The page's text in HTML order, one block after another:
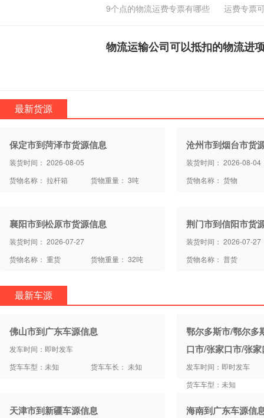
9个点的物流运费专票有哪些 运费专票
物流运输公司可以抵扣的物流进
最新货源
保定市到菏泽市货源信息
装货时间： 2026-08-05
货物名称： 拉杆箱
货物重量： 3吨
沧州市到烟台市货
装货时间： 2026-08-04
货物名称： 货物
襄阳市到松原市货源信息
装货时间： 2026-07-27
货物名称： 重货
货物重量： 32吨
荆门市到信阳市货
装货时间： 2026-07-27
货物名称： 普货
最新车源
佛山市到广东车源信息
发车时间：即时发车
货车车型：未知
货车车长： 未知
鄂尔多斯市/鄂尔多
口市/张家口市/张
发车时间：即时发车
货车车型：未知
天津市到新疆车源信息 海南到广东车源信